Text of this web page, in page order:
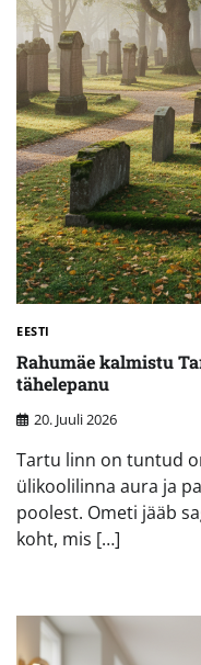
EESTI
Rahumäe kalmistu
tähelepanu
20. Juuli 2026
Tartu linn on tuntud
ülikoolilinna aura ja
poolest. Ometi jääb
koht, mis […]